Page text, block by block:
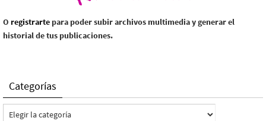
O registrarte para poder subir archivos multimedia y generar el
historial de tus publicaciones.
Categorías
Categorías